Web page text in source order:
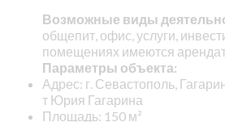
Возможные виды
общепит, офис, услуги,
помещениях имеются
Параметры объекта:
Адрес: г. Севастополь,
т Юрия Гагарина
Площадь: 150 м²